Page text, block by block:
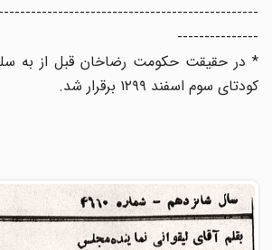
---------------
* در حقیقت حکومت رضاخان قبل از به
کودتای سوم اسفند ۱۲۹۹ برقرار شد.